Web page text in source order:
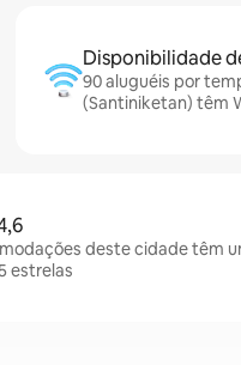
Disponibilidade
90 aluguéis por
(Santiniketan) têm
deste cidade têm
estrelas